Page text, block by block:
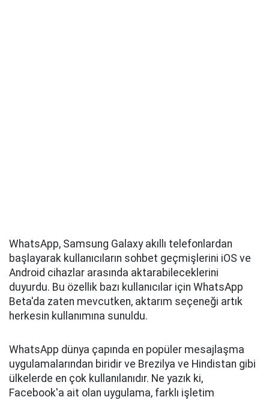
WhatsApp, Samsung Galaxy akıllı telefonlardan
başlayarak kullanıcıların sohbet geçmişlerini iOS ve
Android cihazlar arasında aktarabileceklerini
duyurdu. Bu özellik bazı kullanıcılar için WhatsApp
Beta'da zaten mevcutken, aktarım seçeneği artık
herkesin kullanımına sunuldu.
WhatsApp dünya çapında en popüler mesajlaşma
uygulamalarından biridir ve Brezilya ve Hindistan gibi
ülkelerde en çok kullanılanıdır. Ne yazık ki,
Facebook'a ait olan uygulama, farklı işletim